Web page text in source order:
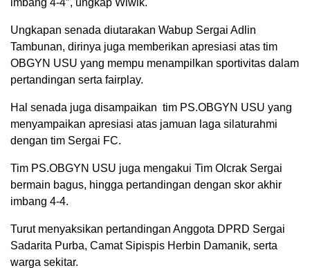
imbang 4-4″, ungkap Wiwik.
Ungkapan senada diutarakan Wabup Sergai Adlin
Tambunan, dirinya juga memberikan apresiasi atas tim
OBGYN USU yang mempu menampilkan sportivitas dalam
pertandingan serta fairplay.
Hal senada juga disampaikan tim PS.OBGYN USU yang
menyampaikan apresiasi atas jamuan laga silaturahmi
dengan tim Sergai FC.
Tim PS.OBGYN USU juga mengakui Tim Olcrak Sergai
bermain bagus, hingga pertandingan dengan skor akhir
imbang 4-4.
Turut menyaksikan pertandingan Anggota DPRD Sergai
Sadarita Purba, Camat Sipispis Herbin Damanik, serta
warga sekitar.